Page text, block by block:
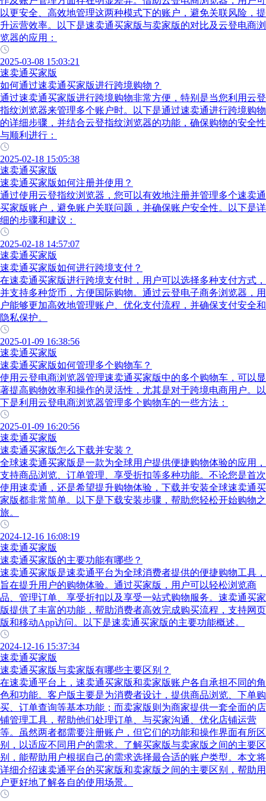
以更安全、高效地管理这两种模式下的账户，避免关联风险，提
升运营效率。以下是速卖通买家版与卖家版的对比及云登电商浏
览器的应用：
2025-03-08 15:03:21
速卖通买家版
如何通过速卖通买家版进行跨境购物？
通过速卖通买家版进行跨境购物非常方便，特别是当您利用云登
指纹浏览器来管理多个账户时。以下是通过速卖通进行跨境购物
的详细步骤，并结合云登指纹浏览器的功能，确保购物的安全性
与顺利进行：
2025-02-18 15:05:38
速卖通买家版
速卖通买家版如何注册并使用？
通过使用云登指纹浏览器，您可以有效地注册并管理多个速卖通
买家版账户，避免账户关联问题，并确保账户安全性。以下是详
细的步骤和建议：
2025-02-18 14:57:07
速卖通买家版
速卖通买家版如何进行跨境支付？
在速卖通买家版进行跨境支付时，用户可以选择多种支付方式，
并支持多种货币，方便国际购物。通过云登电子商务浏览器，用
户能够更加高效地管理账户、优化支付流程，并确保支付安全和
隐私保护。
2025-01-09 16:38:56
速卖通买家版
速卖通买家版如何管理多个购物车？
使用云登电商浏览器管理速卖通买家版中的多个购物车，可以显
著提高购物效率和操作的灵活性，尤其是对于跨境电商用户。以
下是利用云登电商浏览器管理多个购物车的一些方法：
2025-01-09 16:20:56
速卖通买家版
速卖通买家版怎么下载并安装？
全球速卖通买家版是一款为全球用户提供便捷购物体验的应用，
支持商品浏览、订单管理、享受折扣等多种功能。不论您是首次
使用速卖通，还是希望提升购物体验，下载并安装全球速卖通买
家版都非常简单。以下是下载安装步骤，帮助您轻松开始购物之
旅。
2024-12-16 16:08:19
速卖通买家版
速卖通买家版的主要功能有哪些？
速卖通买家版是速卖通平台为全球消费者提供的便捷购物工具，
旨在提升用户的购物体验。通过买家版，用户可以轻松浏览商
品、管理订单、享受折扣以及享受一站式购物服务。速卖通买家
版提供了丰富的功能，帮助消费者高效完成购买流程，支持网页
版和移动App访问。以下是速卖通买家版的主要功能概述。
2024-12-16 15:37:34
速卖通买家版
速卖通买家版与卖家版有哪些主要区别？
在速卖通平台上，速卖通买家版和卖家版账户各自承担不同的角
色和功能。客户版主要是为消费者设计，提供商品浏览、下单购
买、订单查询等基本功能；而卖家版则为商家提供一套全面的店
铺管理工具，帮助他们处理订单、与买家沟通、优化店铺运营
等。虽然两者都需要注册账户，但它们的功能和操作界面有所区
别，以适应不同用户的需求。了解买家版与卖家版之间的主要区
别，能帮助用户根据自己的需求选择最合适的账户类型。本文将
详细介绍速卖通平台的买家版和卖家版之间的主要区别，帮助用
户更好地了解各自的使用场景。